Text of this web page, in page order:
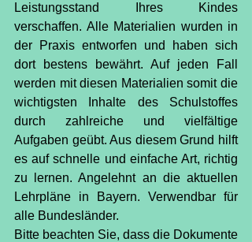
Leistungsstand Ihres Kindes
verschaffen. Alle Materialien wurden in
der Praxis entworfen und haben sich
dort bestens bewährt. Auf jeden Fall
werden mit diesen Materialien somit die
wichtigsten Inhalte des Schulstoffes
durch zahlreiche und vielfältige
Aufgaben geübt. Aus diesem Grund hilft
es auf schnelle und einfache Art, richtig
zu lernen. Angelehnt an die aktuellen
Lehrpläne in Bayern. Verwendbar für
alle Bundesländer.
Bitte beachten Sie, dass die Dokumente